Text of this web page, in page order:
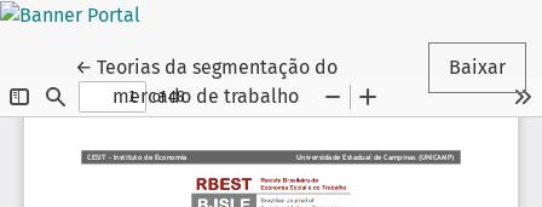
← Voltar aos Detalhes do Artigo
Teorias da segmentação do
mercado de trabalho
Baixar